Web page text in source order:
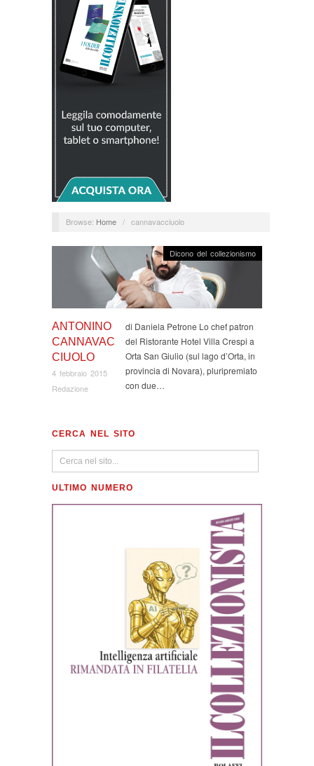
Browse: Home / cannavacciuolo
ANTONINO
CANNAVAC
CIUOLO
4 febbraio 2015
Redazione
Dicono del collezionismo
di Daniela Petrone Lo chef patron
del Ristorante Hotel Villa Crespi a
Orta San Giulio (sul lago d’Orta, in
provincia di Novara), pluripremiato
con due…
CERCA NEL SITO
ULTIMO NUMERO